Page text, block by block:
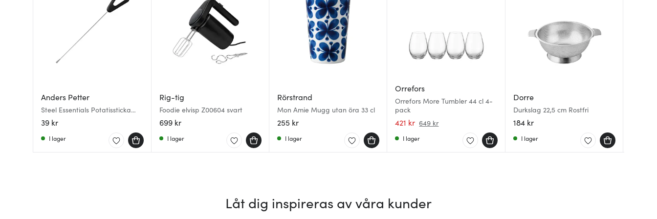
Anders Petter
Steel Essentials Potatissticka
15,5 cm stål/svart
39 kr
I lager
Rig-tig
Foodie elvisp Z00604 svart
699 kr
I lager
Rörstrand
Mon Amie Mugg utan öra 33 cl
255 kr
I lager
Orrefors
Orrefors More Tumbler 44 cl 4-
pack
421 kr 649 kr
I lager
Dorre
Durkslag 22,5 cm Rostfri
184 kr
I lager
Låt dig inspireras av våra kunder